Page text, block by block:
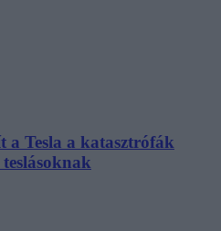
a Tesla a katasztrófák